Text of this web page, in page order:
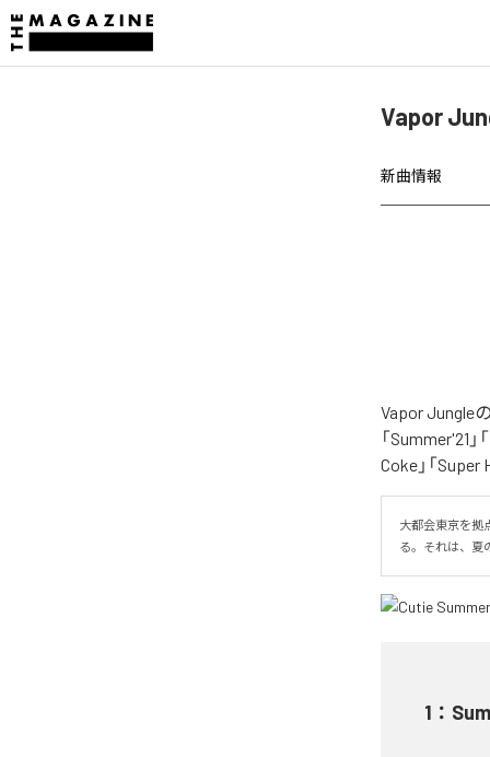
Vapor
新曲情報
Vapor Jungle
「Summer'21
Coke」「
大都会東京を拠
る。それは、夏
1 ：